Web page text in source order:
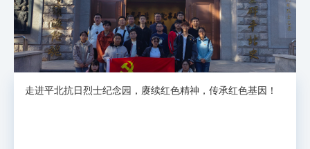
走进平北抗日烈士纪念园，赓续红色精神，传承红色基因！